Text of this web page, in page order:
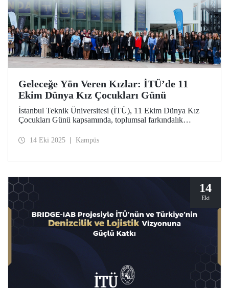
Geleceğe Yön Veren Kızlar: İTÜ’de 11
Ekim Dünya Kız Çocukları Günü
İstanbul Teknik Üniversitesi (İTÜ), 11 Ekim Dünya Kız
Çocukları Günü kapsamında, toplumsal farkındalık
mühendislik alanlarındaki yerini güçlendirmek amacıyla
14 Eki 2025 Kampüs
14
Eki